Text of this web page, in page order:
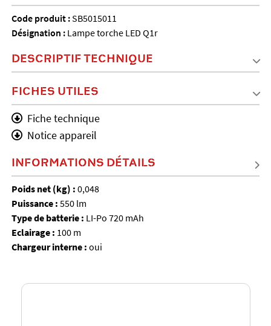
Code produit :SB5015011
Désignation : Lampe torche LED Q1r
DESCRIPTIF TECHNIQUE
FICHES UTILES
Fiche technique
Notice appareil
INFORMATIONS DÉTAILS
Poids net (kg) : 0,048
Puissance : 550 lm
Type de batterie : LI-Po 720 mAh
Eclairage : 100 m
Chargeur interne : oui